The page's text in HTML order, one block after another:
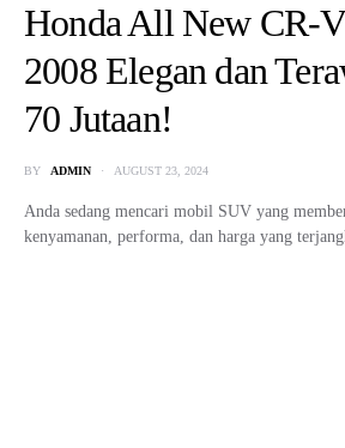
Honda All New CR-
2008 Elegan dan
70 Jutaan!
BY ADMIN AUGUST 23, 2024
Anda sedang mencari mobil SUV yang
kenyamanan, performa, dan harga yang